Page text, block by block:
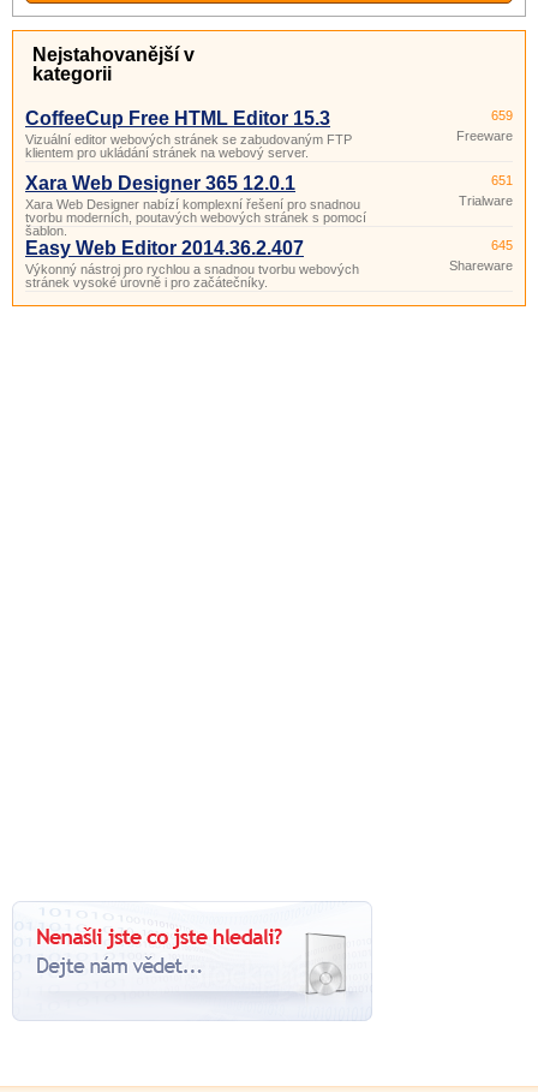
Nejstahovanější v
kategorii
CoffeeCup Free HTML Editor 15.3
Vizuální editor webových stránek se zabudovaným FTP
klientem pro ukládání stránek na webový server.
659
Freeware
Xara Web Designer 365 12.0.1
Xara Web Designer nabízí komplexní řešení pro snadnou
tvorbu moderních, poutavých webových stránek s pomocí
šablon.
651
Trialware
Easy Web Editor 2014.36.2.407
Výkonný nástroj pro rychlou a snadnou tvorbu webových
stránek vysoké úrovně i pro začátečníky.
645
Shareware